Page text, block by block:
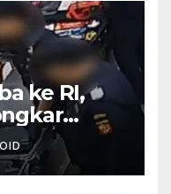
ke RI,
Balik